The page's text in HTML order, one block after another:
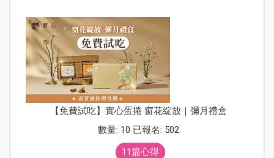
【免費試吃】實心蛋捲 窗花綻放｜彌月禮盒
數量: 10 已報名: 502
11篇心得